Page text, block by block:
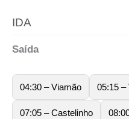
IDA
Saída
04:30 – Viamão 05:15 –
07:05 – Castelinho